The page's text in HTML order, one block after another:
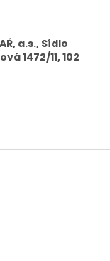
a.s., Sídlo
1472/11, 102